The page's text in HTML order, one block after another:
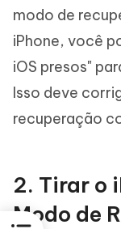
modo de
iPhone, você
iOS presos"
Isso deve
recuperação
2. Tirar o
Modo de